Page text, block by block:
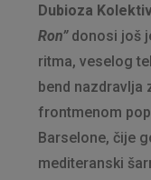
Dubioza
Ron” donosi još
ritma, veselog
bend nazdravlja
frontmenom
Barselone, čije
mediteranski